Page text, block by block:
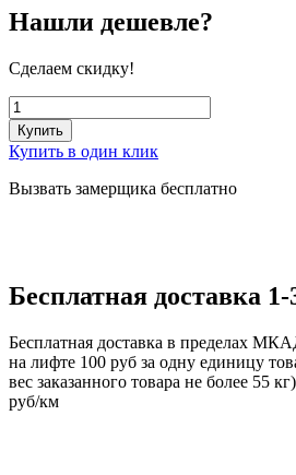
Нашли дешевле?
Сделаем скидку!
Купить
Купить в один клик
Вызвать замерщика бесплатно
Бесплатная доставка
Бесплатная доставка в пределах
на лифте 100 руб за одну единицу
вес заказанного товара не более 55
руб/км